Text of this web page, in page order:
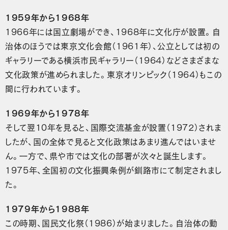
1959年から1968年
1966年には国立劇場ができ、1968年に文化庁が設置。自
治体のほうでは東京文化会館（1961年）、公立としては初の
ギャラリーである横浜市民ギャラリー（1964）などさまざまな
文化政策が進められました。東京オリンピック（1964）もこの
間に行われています。
1969年から1978年
そして翌10年を見ると、国際交流基金が設置（1972）されま
したが、国の全体で見ると文化政策はあまり進んではいませ
ん。一方で、県や市では文化の部署が次々と誕生します。
1975年、全国初の文化振興条例が釧路市にて制定されまし
た。
1979年から1988年
この時期、国民文化祭（1986）が始まりました。自治体の動